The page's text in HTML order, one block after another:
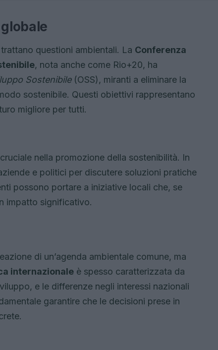
questioni ambientali. La Conferenza
, nota anche come Rio+20, ha
Sostenibile(OSS), miranti a eliminare la
sostenibile. Questi obiettivi rappresentano
migliore per tutti.
nella promozione della sostenibilità. In
e politici per discutere soluzioni pratiche
possono portare a iniziative locali che, se
impatto significativo.
di un’agenda ambientale comune, ma
internazionale è spesso caratterizzata da
e le differenze negli interessi nazionali
garantire che le decisioni prese in